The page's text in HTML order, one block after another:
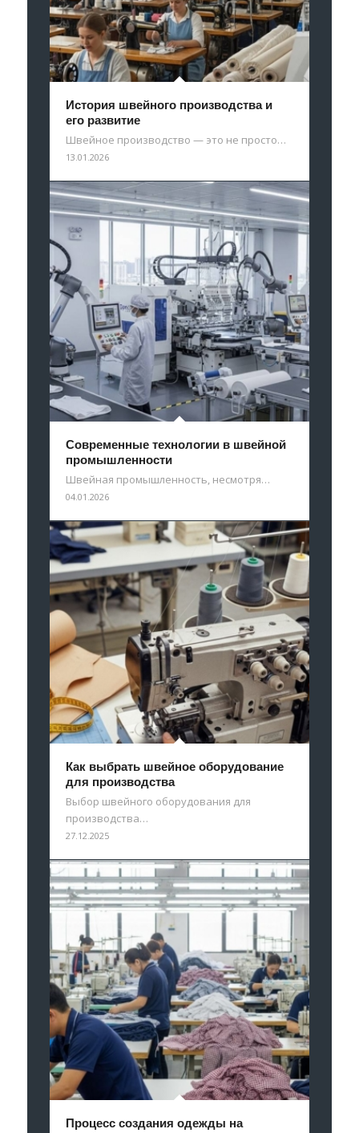
История швейного производства и
его развитие
Швейное производство — это не просто…
13.01.2026
Современные технологии в швейной
промышленности
Швейная промышленность, несмотря…
04.01.2026
Как выбрать швейное оборудование
для производства
Выбор швейного оборудования для
производства…
27.12.2025
Процесс создания одежды на